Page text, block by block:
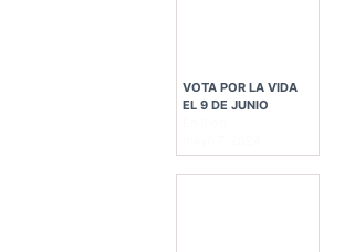
VOTA POR LA VIDA
EL 9 DE JUNIO